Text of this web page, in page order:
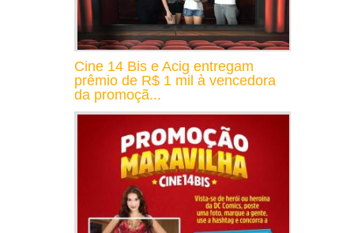
Cine 14 Bis e Acig entregam
prêmio de R$ 1 mil à vencedora
da promoçã...